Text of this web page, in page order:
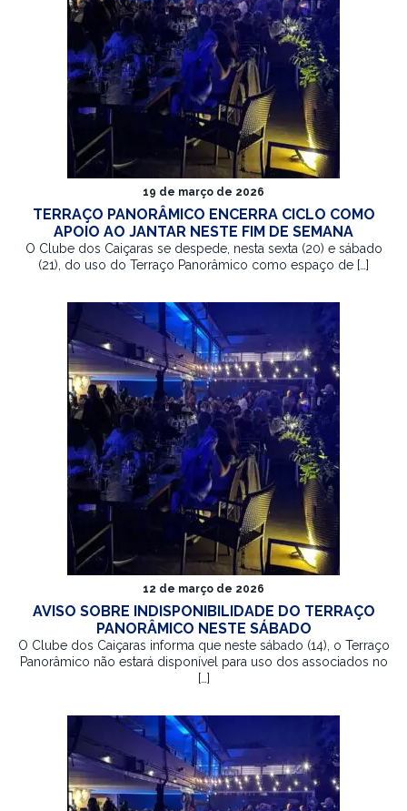
19 de março de 2026
TERRAÇO PANORÂMICO ENCERRA CICLO COMO
APOIO AO JANTAR NESTE FIM DE SEMANA
O Clube dos Caiçaras se despede, nesta sexta (20) e sábado
(21), do uso do Terraço Panorâmico como espaço de […]
12 de março de 2026
AVISO SOBRE INDISPONIBILIDADE DO TERRAÇO
PANORÂMICO NESTE SÁBADO
O Clube dos Caiçaras informa que neste sábado (14), o Terraço
Panorâmico não estará disponível para uso dos associados no
[…]